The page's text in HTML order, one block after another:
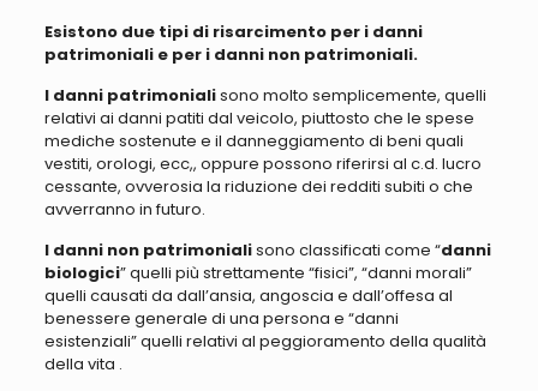
Esistono due tipi di risarcimento per i danni
patrimoniali e per i danni non patrimoniali.
I danni patrimonialisono molto semplicemente, quelli
relativi ai danni patiti dal veicolo, piuttosto che le spese
mediche sostenute e il danneggiamento di beni quali
vestiti, orologi, ecc,, oppure possono riferirsi al c.d. lucro
cessante, ovverosia la riduzione dei redditi subiti o che
avverranno in futuro.
I danni non patrimonialisono classificati come “danni
biologici” quelli più strettamente “fisici”, “danni morali”
quelli causati da dall’ansia, angoscia e dall’offesa al
benessere generale di una persona e “danni
esistenziali” quelli relativi al peggioramento della qualità
della vita .